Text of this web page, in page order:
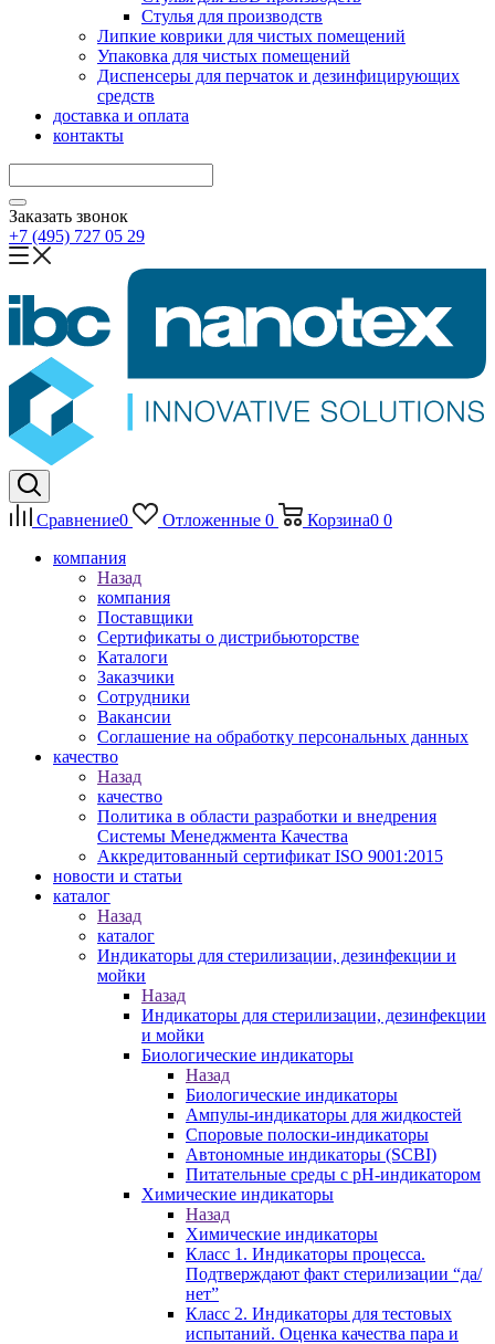
Стулья для производств
Липкие коврики для чистых помещений
Упаковка для чистых помещений
Диспенсеры для перчаток и дезинфицирующих
средств
доставка и оплата
контакты
Заказать звонок
+7 (495) 727 05 29
Сравнение0 Отложенные 0 Корзина0 0
компания
Назад
компания
Поставщики
Сертификаты о дистрибьюторстве
Каталоги
Заказчики
Сотрудники
Вакансии
Соглашение на обработку персональных данных
качество
Назад
качество
Политика в области разработки и внедрения
Системы Менеджмента Качества
Аккредитованный сертификат ISO 9001:2015
новости и статьи
каталог
Назад
каталог
Индикаторы для стерилизации, дезинфекции и
мойки
Назад
Индикаторы для стерилизации, дезинфекции
и мойки
Биологические индикаторы
Назад
Биологические индикаторы
Ампулы-индикаторы для жидкостей
Споровые полоски-индикаторы
Автономные индикаторы (SCBI)
Питательные среды с рН-индикатором
Химические индикаторы
Назад
Химические индикаторы
Класс 1. Индикаторы процесса.
Подтверждают факт стерилизации “да/
нет”
Класс 2. Индикаторы для тестовых
испытаний. Оценка качества пара и